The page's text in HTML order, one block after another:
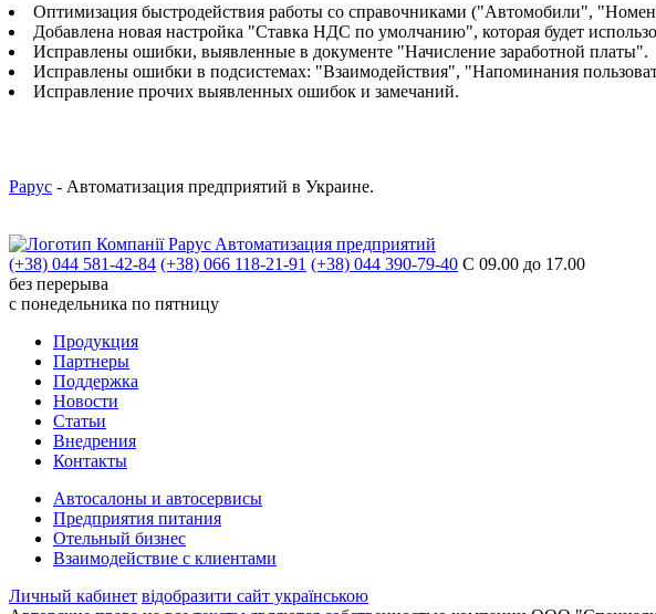
Оптимизация быстродействия работы со справочниками ("Автомобили",
Добавлена новая настройка "Ставка НДС по умолчанию", которая будет
Исправлены ошибки, выявленные в документе "Начисление заработной платы".
Исправлены ошибки в подсистемах: "Взаимодействия", "Напоминания
Исправление прочих выявленных ошибок и замечаний.
Рарус - Автоматизация предприятий в Украине.
Aвтоматизация предприятий
(+38) 044 581-42-84 (+38) 066 118-21-91 (+38) 044 390-79-40 С 09.00 до 17.00
без перерыва
с понедельника по пятницу
Продукция
Партнеры
Поддержка
Новости
Статьи
Внедрения
Контакты
Автосалоны и автосервисы
Предприятия питания
Отельный бизнес
Взаимодействие с клиентами
Личный кабинет відобразити сайт українською